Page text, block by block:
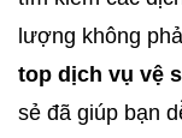
lượng không
top dịch vụ vệ
sẻ đã giúp bạn